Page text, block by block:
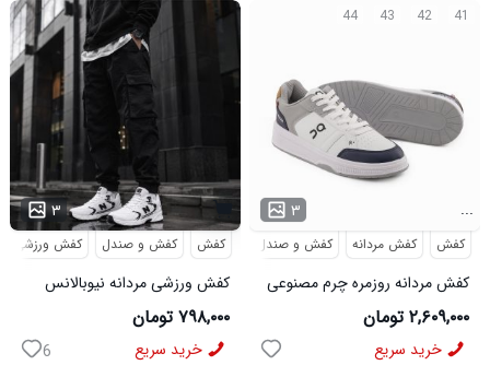
۳
کفش کفش و صندل کفش ورزشی
کفش ورزشی مردانه نیوبالانس
مدل NB سفید
۷۹۸,۰۰۰ تومان
خرید سریع 6
41
42
43
44
۳ ...
کفش کفش مردانه کفش و صندل
کفش مردانه روزمره چرم مصنوعی
50918
۲,۶۰۹,۰۰۰ تومان
خرید سریع